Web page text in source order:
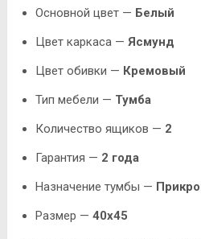
Основной цвет — Белый
Цвет каркаса — Ясмунд
Цвет обивки — Кремовый
Тип мебели — Тумба
Количество ящиков — 2
Гарантия — 2 года
Назначение тумбы —
Размер — 40х45